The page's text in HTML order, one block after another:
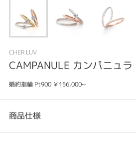
CHER LUV
CAMPANULE カンパニュラ
婚約指輪 Pt900 ￥156,000~
商品仕様